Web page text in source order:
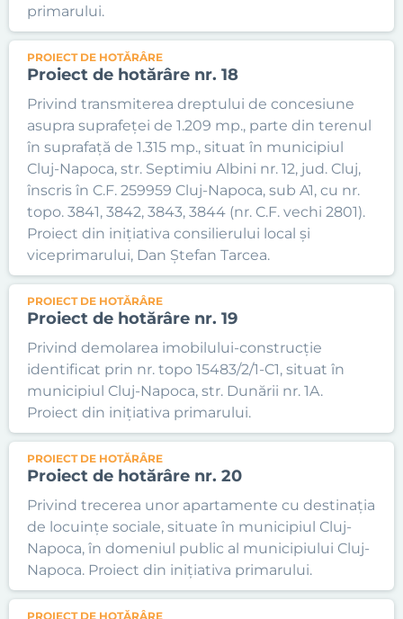
primarului.
PROIECT DE HOTĂRÂRE
Proiect de hotărâre nr. 18
Privind transmiterea dreptului de concesiune
asupra suprafeței de 1.209 mp., parte din terenul
în suprafață de 1.315 mp., situat în municipiul
Cluj-Napoca, str. Septimiu Albini nr. 12, jud. Cluj,
înscris în C.F. 259959 Cluj-Napoca, sub A1, cu nr.
topo. 3841, 3842, 3843, 3844 (nr. C.F. vechi 2801).
Proiect din inițiativa consilierului local și
viceprimarului, Dan Ștefan Tarcea.
PROIECT DE HOTĂRÂRE
Proiect de hotărâre nr. 19
Privind demolarea imobilului-construcție
identificat prin nr. topo 15483/2/1-C1, situat în
municipiul Cluj-Napoca, str. Dunării nr. 1A.
Proiect din inițiativa primarului.
PROIECT DE HOTĂRÂRE
Proiect de hotărâre nr. 20
Privind trecerea unor apartamente cu destinația
de locuințe sociale, situate în municipiul Cluj-
Napoca, în domeniul public al municipiului Cluj-
Napoca. Proiect din inițiativa primarului.
PROIECT DE HOTĂRÂRE